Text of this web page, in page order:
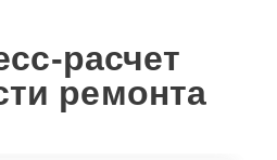
расчет
ремонта